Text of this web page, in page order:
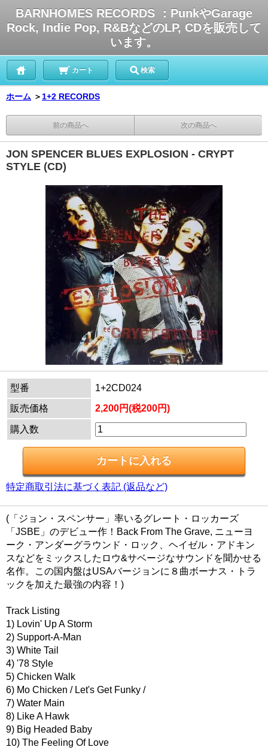
BARNHOMES RECORDS ：PunkやGarage
Rock, Indie Pop, R&BなどのLP, CDを販売して
います。
カート 検索
ホーム ＞ 1+2 RECORDS
前の商品へ 次の商品へ
JON SPENCER BLUES EXPLOSION - CRYPT
STYLE (CD)
型番
1+2CD024
販売価格
2,200円(税200円)
購入数
特定商取引法に基づく表記 (返品など)
(「ジョン・スペンサー」率いるグレート・ロッカーズ
「JSBE」のデビュー作！Back From The Grave, ニューヨ
ーク・アンダーグラウンド・ロック、ヘイゼル・アドキン
スなどをミックスしたロウ&サベージなサウンドを聞かせる
名作。この国内盤はUSAバージョンに８曲ボーナス・トラ
ックを加えた最強の内容！)
Track Listing
1) Lovin' Up A Storm
2) Support-A-Man
3) White Tail
4) '78 Style
5) Chicken Walk
6) Mo Chicken / Let's Get Funky /
7) Water Main
8) Like A Hawk
9) Big Headed Baby
10) The Feeling Of Love